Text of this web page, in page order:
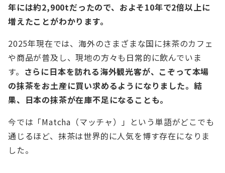
年には約2,900tだったので、およそ10年で2倍以上に
増えたことがわかります。
2025年現在では、海外のさまざまな国に抹茶のカフェ
や商品が普及し、現地の方々も日常的に飲んでいま
す。 さらに日本を訪れる海外観光客が、こぞって本場
の抹茶をお土産に買い求めるようになりました。結
果、日本の抹茶が在庫不足になることも。
今では「Matcha（マッチャ）」という単語がどこでも
通じるほど、抹茶は世界的に人気を博す存在になりま
した。